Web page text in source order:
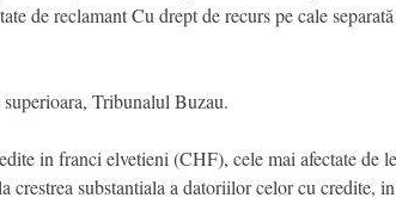
de reclamant Cu drept de recurs pe cale
Tribunalul Buzau.
in franci elvetieni (CHF), cele mai afectate de
substantiala a datoriilor celor cu credite,